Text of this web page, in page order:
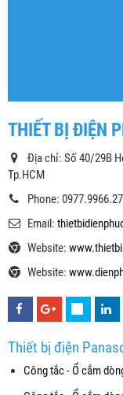
THIẾT BỊ ĐIỆN
Địa chỉ: Số 40/29B
Tp.HCM
Phone:
Email:
Website:
Website:
Thiết bị điện
Công tắc - Ổ cắm